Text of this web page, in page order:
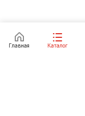
Главная Каталог